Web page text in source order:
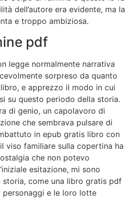
dell’autore era evidente, ma la
e troppo ambiziosa.
pdf
legge normalmente narrativa
sorpreso da quanto
e apprezzo il modo in cui
su questo periodo della storia.
di genio, un capolavoro di
che sembrava pulsare di
in epub gratis libro con
viso familiare sulla copertina ha
che non potevo
esitazione, mi sono
come una libro gratis pdf
e le loro lotte